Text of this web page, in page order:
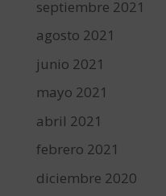
septiembre 2021
agosto 2021
junio 2021
mayo 2021
abril 2021
febrero 2021
diciembre 2020